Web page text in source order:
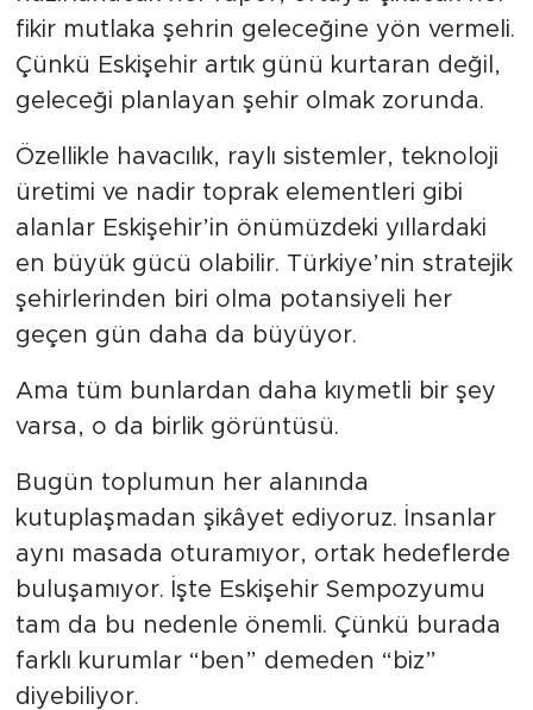
fikir mutlaka şehrin geleceğine yön vermeli.
Çünkü Eskişehir artık günü kurtaran değil,
geleceği planlayan şehir olmak zorunda.
Özellikle havacılık, raylı sistemler, teknoloji
üretimi ve nadir toprak elementleri gibi
alanlar Eskişehir’in önümüzdeki yıllardaki
en büyük gücü olabilir. Türkiye’nin stratejik
şehirlerinden biri olma potansiyeli her
geçen gün daha da büyüyor.
Ama tüm bunlardan daha kıymetli bir şey
varsa, o da birlik görüntüsü.
Bugün toplumun her alanında
kutuplaşmadan şikâyet ediyoruz. İnsanlar
aynı masada oturamıyor, ortak hedeflerde
buluşamıyor. İşte Eskişehir Sempozyumu
tam da bu nedenle önemli. Çünkü burada
farklı kurumlar “ben” demeden “biz”
diyebiliyor.